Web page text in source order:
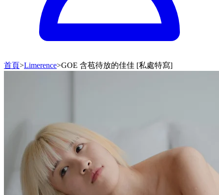
首頁>Limerence>GOE 含苞待放的佳佳 [私處特寫]